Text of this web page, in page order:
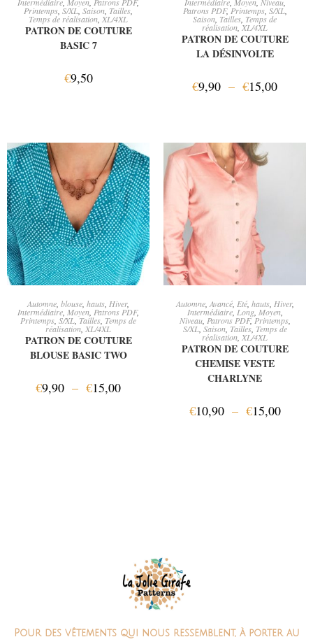
Intermédiaire, Moyen, Patrons PDF,
Printemps, S/XL, Saison, Tailles,
Temps de réalisation, XL/4XL
PATRON DE COUTURE
BASIC 7
€9,50
Intermédiaire, Moyen, Niveau,
Patrons PDF,Printemps, S/XL,
Saison, Tailles, Temps de
réalisation,XL/4XL
PATRON DE COUTURE
LA DÉSINVOLTE
€9,90 – €15,00
CHOIX DES OPTIONS
Automne, blouse, hauts, Hiver,
Intermédiaire, Moyen, Patrons PDF,
Printemps, S/XL,Tailles, Temps de
réalisation, XL/4XL
PATRON DE COUTURE
BLOUSE BASIC TWO
€9,90 – €15,00
CHOIX DES OPTIONS
Automne, Avancé, Eté, hauts, Hiver,
Intermédiaire, Long, Moyen,
Niveau, Patrons PDF,Printemps,
S/XL,Saison, Tailles, Temps de
réalisation, XL/4XL
PATRON DE COUTURE
CHEMISE VESTE
CHARLYNE
€10,90 – €15,00
Pour des vêtements qui nous ressemblent, à porter au